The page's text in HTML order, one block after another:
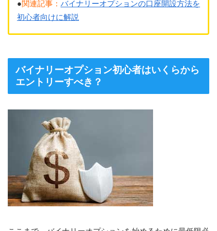
●関連記事： バイナリーオプションの口座開設方法を
初心者向けに解説
バイナリーオプション初心者はいくらから
エントリーすべき？